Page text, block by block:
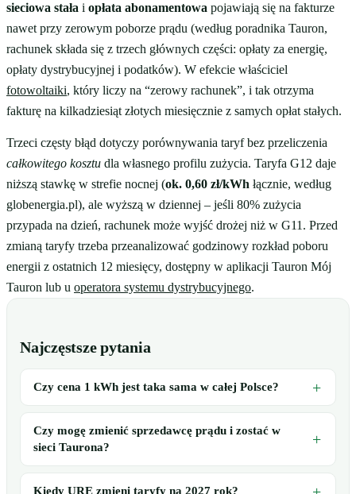
sieciowa stała i opłata abonamentowa pojawiają się na fakturze
nawet przy zerowym poborze prądu (według poradnika Tauron,
rachunek składa się z trzech głównych części: opłaty za energię,
opłaty dystrybucyjnej i podatków). W efekcie właściciel
fotowoltaiki, który liczy na “zerowy rachunek”, i tak otrzyma
fakturę na kilkadziesiąt złotych miesięcznie z samych opłat stałych.
Trzeci częsty błąd dotyczy porównywania taryf bez przeliczenia
całkowitego kosztu dla własnego profilu zużycia. Taryfa G12 daje
niższą stawkę w strefie nocnej (ok. 0,60 zł/kWh łącznie, według
globenergia.pl), ale wyższą w dziennej – jeśli 80% zużycia
przypada na dzień, rachunek może wyjść drożej niż w G11. Przed
zmianą taryfy trzeba przeanalizować godzinowy rozkład poboru
energii z ostatnich 12 miesięcy, dostępny w aplikacji Tauron Mój
Tauron lub u operatora systemu dystrybucyjnego.
Najczęstsze pytania
Czy cena 1 kWh jest taka sama w całej Polsce?
Czy mogę zmienić sprzedawcę prądu i zostać w
sieci Taurona?
Kiedy URE zmieni taryfy na 2027 rok?